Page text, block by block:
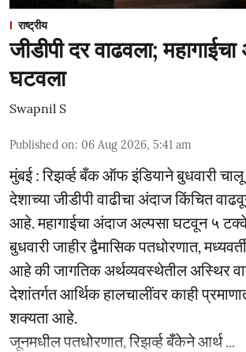
राष्ट्रीय
जीडीपी दर वाढवला;
घटवला
Swapnil S
Published on: 06 Aug 2026, 5:41 am
मुंबई : रिझर्व्ह बँक ऑफ इंडियाने बुधवारी चालू
देशाच्या जीडीपी वाढीचा अंदाज किंचित
आहे. महागाईचा अंदाज अल्पसा घटवून ५
बुधवारी जाहीर द्वैमासिक पतधोरणात,
आहे की जागतिक अर्थव्यवस्थेतील अस्थिर
देशांतर्गत आर्थिक हालचालींवर काही
शक्यता आहे.
जूनमधील पतधोरणात, रिझर्व्ह बँकेने आर्थ ...